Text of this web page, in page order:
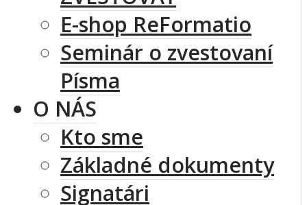
E-shop ReFormatio
Seminár o zvestovaní
Písma
O NÁS
Kto sme
Základné dokumenty
Signatári